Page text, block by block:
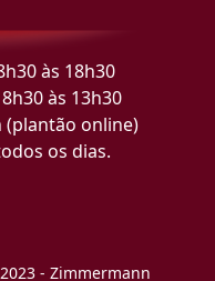
às 18h30
às 13h30
(plantão online)
os dias.
- Zimmermann